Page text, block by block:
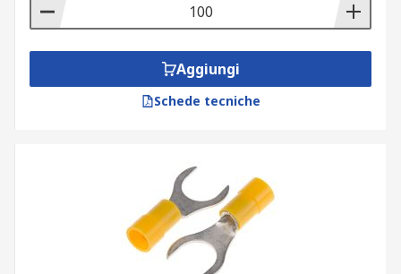
Aggiungi
Schede tecniche